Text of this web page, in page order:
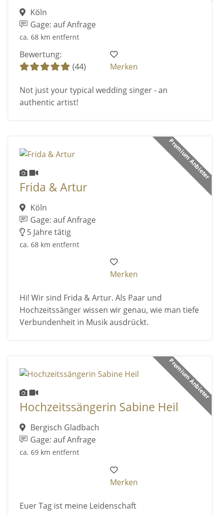
Köln
Gage: auf Anfrage
ca. 68 km entfernt
Bewertung:
(44)
Merken
Not just your typical wedding singer - an
authentic artist!
Premium Anbieter
Frida & Artur
Köln
Gage: auf Anfrage
5 Jahre tätig
ca. 68 km entfernt
Merken
Hi! Wir sind Frida & Artur. Als Paar und
Hochzeitssänger wissen wir genau, wie man tiefe
Verbundenheit in Musik ausdrückt.
Premium Anbieter
Hochzeitssängerin Sabine Heil
Bergisch Gladbach
Gage: auf Anfrage
ca. 69 km entfernt
Merken
Euer Tag ist meine Leidenschaft